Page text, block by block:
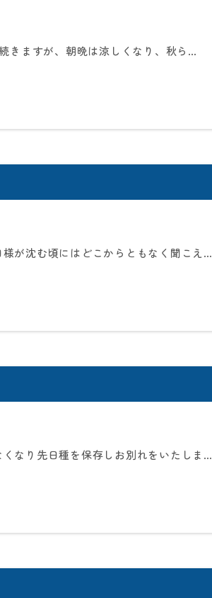
きますが、朝晩は涼しくなり、秋ら…
が沈む頃にはどこからともなく聞こえ…
なり先日種を保存しお別れをいたしま…